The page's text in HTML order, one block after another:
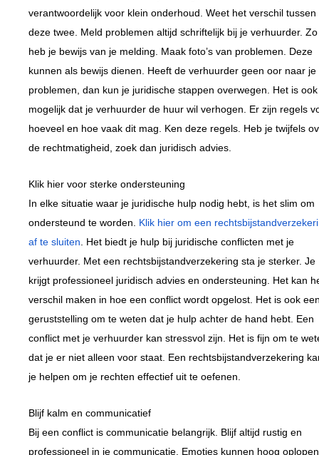
verantwoordelijk voor klein onderhoud. Weet het verschil tussen
deze twee. Meld problemen altijd schriftelijk bij je verhuurder. Zo
heb je bewijs van je melding. Maak foto’s van problemen. Deze
kunnen als bewijs dienen. Heeft de verhuurder geen oor naar je
problemen, dan kun je juridische stappen overwegen. Het is ook
mogelijk dat je verhuurder de huur wil verhogen. Er zijn regels
hoeveel en hoe vaak dit mag. Ken deze regels. Heb je twijfels
de rechtmatigheid, zoek dan juridisch advies.
Klik hier voor sterke ondersteuning
In elke situatie waar je juridische hulp nodig hebt, is het slim om
ondersteund te worden.
Klik hier om een
af te sluiten . Het biedt je hulp bij juridische conflicten met je
verhuurder. Met een rechtsbijstandverzekering sta je sterker. Je
krijgt professioneel juridisch advies en ondersteuning. Het kan
verschil maken in hoe een conflict wordt opgelost. Het is ook
geruststelling om te weten dat je hulp achter de hand hebt. Een
conflict met je verhuurder kan stressvol zijn. Het is fijn om te
dat je er niet alleen voor staat. Een rechtsbijstandverzekering
je helpen om je rechten effectief uit te oefenen.
Blijf kalm en communicatief
Bij een conflict is communicatie belangrijk. Blijf altijd rustig en
professioneel in je communicatie. Emoties kunnen hoog